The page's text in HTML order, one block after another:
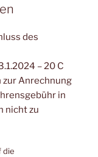
des
– 20 C
Anrechnung
in
nicht zu
die